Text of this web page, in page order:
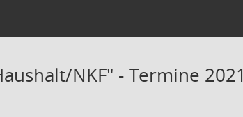
NKF" - Termine 2021